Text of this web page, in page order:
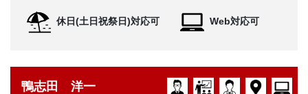
休日(土日祝祭日)対応可 Web対応可
鴨志田 洋一